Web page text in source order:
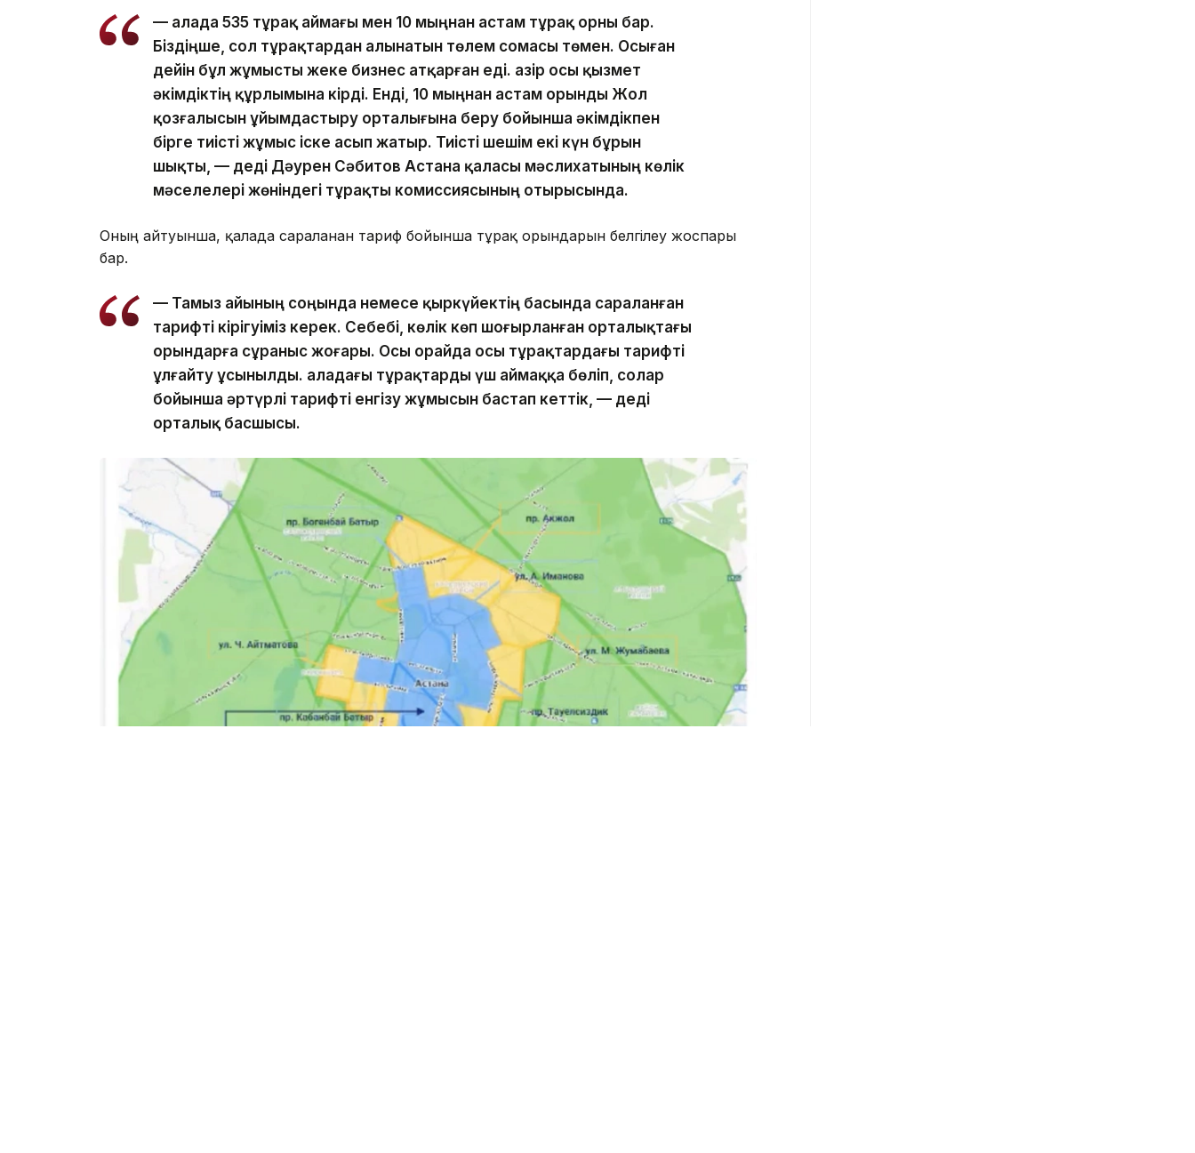
— Қалада 535 тұрақ аймағы мен 10 мыңнан астам тұрақ орны бар.
Біздіңше, сол тұрақтардан алынатын төлем сомасы төмен. Осыған
дейін бұл жұмысты жеке бизнес атқарған еді. Қазір осы қызмет
әкімдіктің құрлымына кірді. Енді, 10 мыңнан астам орынды Жол
қозғалысын ұйымдастыру орталығына беру бойынша әкімдікпен
бірге тиісті жұмыс іске асып жатыр. Тиісті шешім екі күн бұрын
шықты, — деді Дәурен Сәбитов Астана қаласы мәслихатының көлік
мәселелері жөніндегі тұрақты комиссиясының отырысында.
Оның айтуынша, қалада сараланған тариф бойынша тұрақ орындарын белгілеу жоспары
бар.
— Тамыз айының соңында немесе қыркүйектің басында сараланған
тарифті кірігуіміз керек. Себебі, көлік көп шоғырланған орталықтағы
орындарға сұраныс жоғары. Осы орайда осы тұрақтардағы тарифті
ұлғайту ұсынылды. Қаладағы тұрақтарды үш аймаққа бөліп, солар
бойынша әртүрлі тарифті енгізу жұмысын бастап кеттік, — деді
орталық басшысы.